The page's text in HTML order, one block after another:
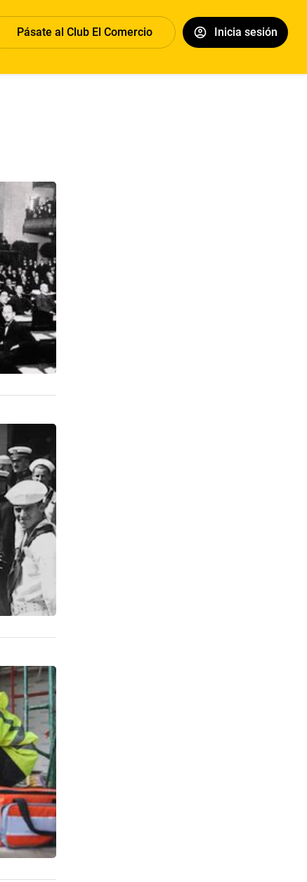
Pásate al Club El Comercio Inicia sesión